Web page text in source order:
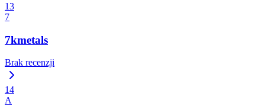
13
7
7kmetals
Brak recenzji
14
A